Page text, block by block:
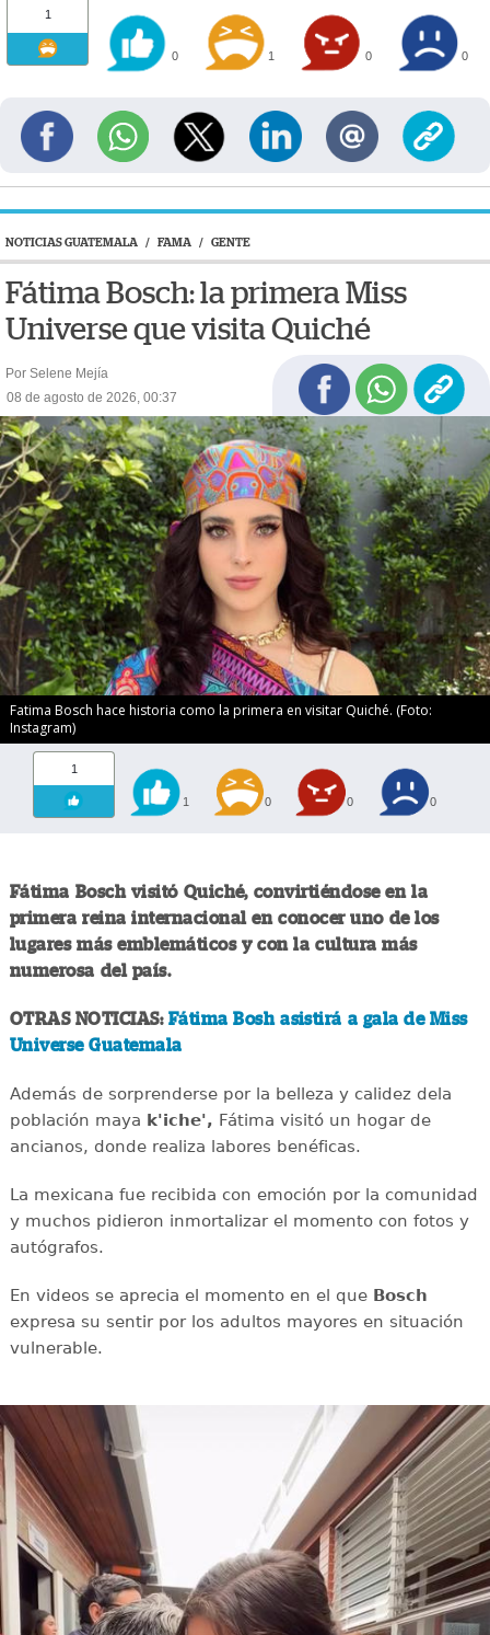
1
0 1 0 0
NOTICIAS GUATEMALA / FAMA / GENTE
Fátima Bosch: la primera Miss
Universe que visita Quiché
Por Selene Mejía
08 de agosto de 2026, 00:37
Fatima Bosch hace historia como la primera en visitar Quiché. (Foto:
Instagram)
1
1 0 0 0
Fátima Bosch visitó Quiché, convirtiéndose en la
primera reina internacional en conocer uno de los
lugares más emblemáticos y con la cultura más
numerosa del país.
OTRAS NOTICIAS: Fátima Bosh asistirá a gala de Miss
Universe Guatemala
Además de sorprenderse por la belleza y calidez dela
población maya k'iche', Fátima visitó un hogar de
ancianos, donde realiza labores benéficas.
La mexicana fue recibida con emoción por la comunidad
y muchos pidieron inmortalizar el momento con fotos y
autógrafos.
En videos se aprecia el momento en el queBosch
expresa su sentir por los adultos mayores en situación
vulnerable.